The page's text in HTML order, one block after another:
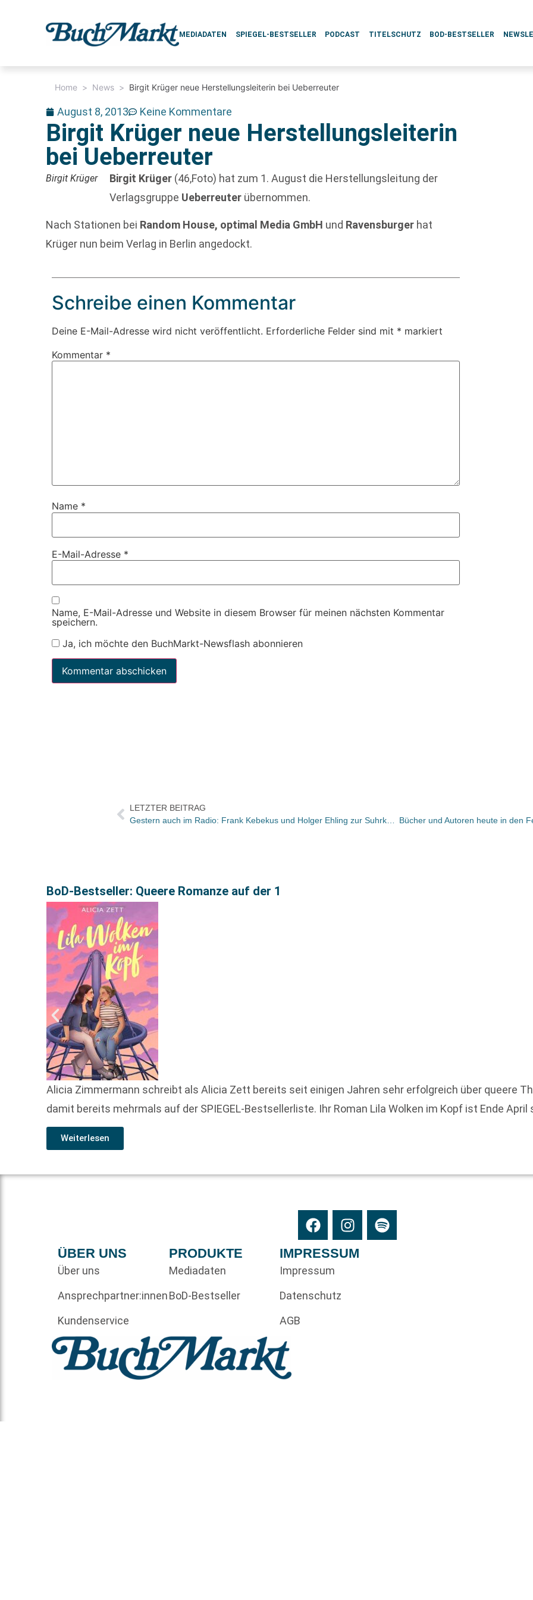
MEDIADATEN SPIEGEL-BESTSELLER PODCAST TITELSCHUTZ BOD-BESTSELLER
Home > News > Birgit Krüger neue Herstellungsleiterin bei Ueberreuter
August 8, 2013 Keine Kommentare
Birgit Krüger neue Herstellungsleiterin
bei Ueberreuter
Birgit Krüger Birgit Krüger (46,Foto) hat zum 1. August die Herstellungsleitung der
Verlagsgruppe Ueberreuter übernommen.
Nach Stationen bei Random House, optimal Media GmbH und Ravensburger hat
Krüger nun beim Verlag in Berlin angedockt.
Schreibe einen Kommentar
Deine E-Mail-Adresse wird nicht veröffentlicht. Erforderliche Felder sind mit * markiert
Kommentar *
Name *
E-Mail-Adresse *
Name, E-Mail-Adresse und Website in diesem Browser für meinen nächsten Kommentar
speichern.
Ja, ich möchte den BuchMarkt-Newsflash abonnieren
LETZTER BEITRAG
BoD-Bestseller: Queere Romanze auf der 1
Alicia Zimmermann schreibt als Alicia Zett bereits seit einigen Jahren sehr erfolgreich über queere
damit bereits mehrmals auf der SPIEGEL-Bestsellerliste. Ihr Roman Lila Wolken im Kopf ist Ende
Weiterlesen
ÜBER UNS
Über uns
Ansprechpartner:innen
Kundenservice
PRODUKTE
Mediadaten
BoD-Bestseller
IMPRESSUM
Impressum
Datenschutz
AGB